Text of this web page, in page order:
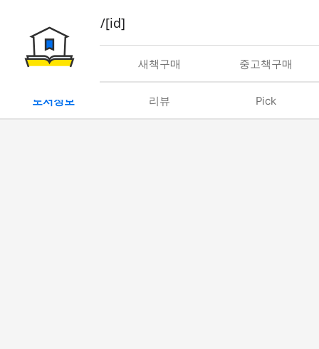
book/rent/[id]
대여 새책구매 중고책구매
도서정보 리뷰 Pick